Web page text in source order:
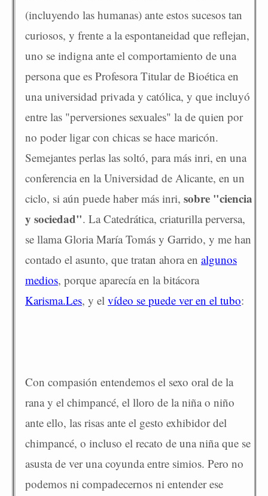
(incluyendo las humanas) ante estos sucesos tan
curiosos, y frente a la espontaneidad que reflejan,
uno se indigna ante el comportamiento de una
persona que es Profesora Titular de Bioética en
una universidad privada y católica, y que incluyó
entre las "perversiones sexuales" la de quien por
no poder ligar con chicas se hace maricón.
Semejantes perlas las soltó, para más inri, en una
conferencia en la Universidad de Alicante, en un
ciclo, si aún puede haber más inri, sobre "ciencia
y sociedad". La Catedrática, criaturilla perversa,
se llama Gloria María Tomás y Garrido, y me han
contado el asunto, que tratan ahora en algunos
medios, porque aparecía en la bitácora
Karisma.Les, y el vídeo se puede ver en el tubo:
Con compasión entendemos el sexo oral de la
rana y el chimpancé, el lloro de la niña o niño
ante ello, las risas ante el gesto exhibidor del
chimpancé, o incluso el recato de una niña que se
asusta de ver una coyunda entre simios. Pero no
podemos ni compadecernos ni entender ese